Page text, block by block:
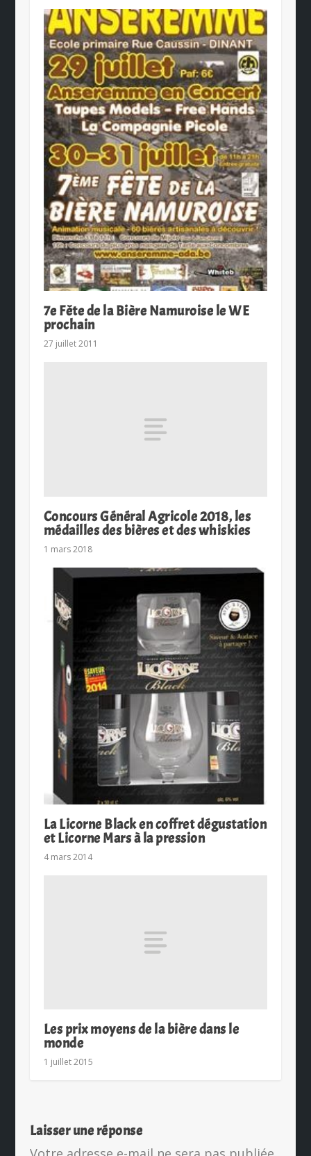
7e Fête de la Bière Namuroise le WE
prochain
27 juillet 2011
Concours Général Agricole 2018, les
médailles des bières et des whiskies
1 mars 2018
La Licorne Black en coffret dégustation
et Licorne Mars à la pression
4 mars 2014
Les prix moyens de la bière dans le
monde
1 juillet 2015
Laisser une réponse